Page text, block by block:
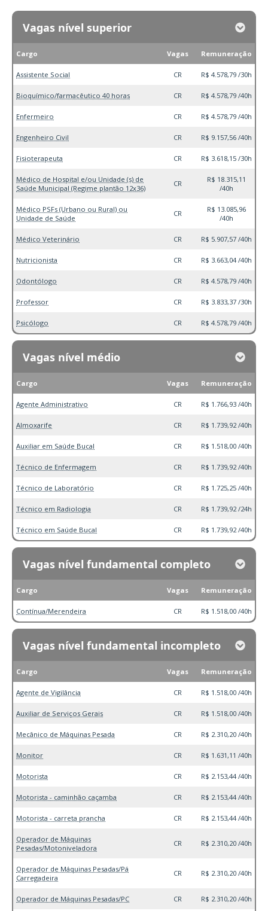
Vagas nível superior
Cargo Vagas Remuneração
Assistente Social CR R$ 4.578,79 /30h
Bioquímico/farmacêutico 40 horas CR R$ 4.578,79 /40h
Enfermeiro CR R$ 4.578,79 /40h
Engenheiro Civil CR R$ 9.157,56 /40h
Fisioterapeuta CR R$ 3.618,15 /30h
Médico de Hospital e/ou Unidade (s) de
Saúde Municipal (Regime plantão 12x36)
CR
R$ 18.315,11
/40h
Médico PSFs (Urbano ou Rural) ou
Unidade de Saúde
CR
R$ 13.085,96
/40h
Médico Veterinário CR R$ 5.907,57 /40h
Nutricionista CR R$ 3.663,04 /40h
Odontólogo CR R$ 4.578,79 /40h
Professor CR R$ 3.833,37 /30h
Psicólogo CR R$ 4.578,79 /40h
Vagas nível médio
Cargo Vagas Remuneração
Agente Administrativo CR R$ 1.766,93 /40h
Almoxarife CR R$ 1.739,92 /40h
Auxiliar em Saúde Bucal CR R$ 1.518,00 /40h
Técnico de Enfermagem CR R$ 1.739,92 /40h
Técnico de Laboratório CR R$ 1.725,25 /40h
Técnico em Radiologia CR R$ 1.739,92 /24h
Técnico em Saúde Bucal CR R$ 1.739,92 /40h
Vagas nível fundamental completo
Cargo Vagas Remuneração
Contínua/Merendeira CR R$ 1.518,00 /40h
Vagas nível fundamental incompleto
Cargo Vagas Remuneração
Agente de Vigilância CR R$ 1.518,00 /40h
Auxiliar de Serviços Gerais CR R$ 1.518,00 /40h
Mecânico de Máquinas Pesada CR R$ 2.310,20 /40h
Monitor CR R$ 1.631,11 /40h
Motorista CR R$ 2.153,44 /40h
Motorista - caminhão caçamba CR R$ 2.153,44 /40h
Motorista - carreta prancha CR R$ 2.153,44 /40h
Operador de Máquinas
Pesadas/Motoniveladora
CR R$ 2.310,20 /40h
Operador de Máquinas Pesadas/Pá
Carregadeira
CR R$ 2.310,20 /40h
Operador de Máquinas Pesadas/PC CR R$ 2.310,20 /40h